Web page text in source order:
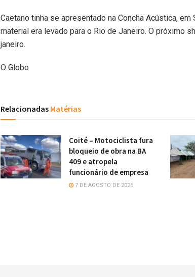
Caetano tinha se apresentado na Concha Acústica, em
material era levado para o Rio de Janeiro. O próximo
janeiro.
O Globo
Relacionadas Matérias
Coité – Motociclista fura
bloqueio de obra na BA
409 e atropela
funcionário de empresa
7 DE AGOSTO DE 2026